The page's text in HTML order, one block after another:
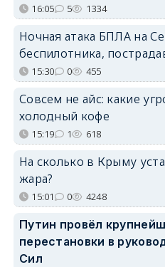
16:05 5 1334
Ночная атака БПЛА на
беспилотника,
15:30 0 455
Совсем не айс: какие
холодный кофе
15:19 1 618
На сколько в Крыму
жара?
15:01 0 4248
Путин провёл
перестановки в
Сил